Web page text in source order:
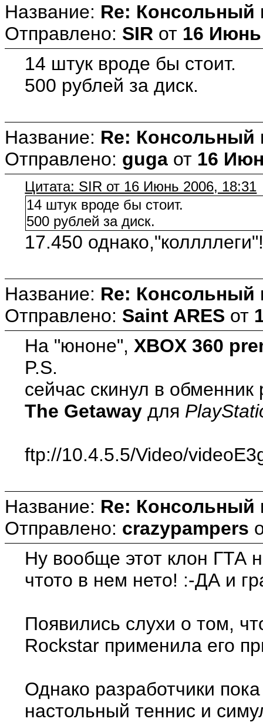
Название: Re: Консольный
Отправлено: SIR от 16 Июнь
14 штук вроде бы стоит.
500 рублей за диск.
Название: Re: Консольный
Отправлено: guga от 16
Цитата: SIR от 16 Июнь 2006, 18:31
14 штук вроде бы стоит.
500 рублей за диск.
17.450
Название: Re: Консольный
Отправлено: Saint ARES от
На "юноне", XBOX 360
P.S.
сейчас скинул в
The Getaway для
ftp://10.4.5.5/Video/
Название: Re: Консольный
Отправлено: crazypampers
Ну вообще этот клон ГТА
чтото в нем нето! :-ДА и
Появились слухи о том,
Rockstar применила его
Однако разработчики
настольный теннис и